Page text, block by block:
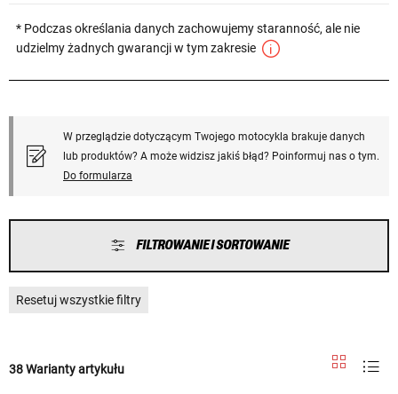
* Podczas określania danych zachowujemy staranność, ale nie
udzielmy żadnych gwarancji w tym zakresie
W przeglądzie dotyczącym Twojego motocykla brakuje danych
lub produktów? A może widzisz jakiś błąd? Poinformuj nas o tym.
Do formularza
FILTROWANIE I SORTOWANIE
Resetuj wszystkie filtry
38 Warianty artykułu